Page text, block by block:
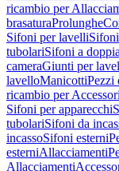
ricambio per
brasaturaProlunghe
Sifoni per lavelli
tubolariSifoni a
cameraGiunti per
lavelloManicottiPezzi
ricambio per Accessori
Sifoni per apparecchi
tubolariSifoni da
incassoSifoni esterni
esterniAllacciamenti
Allacciamenti